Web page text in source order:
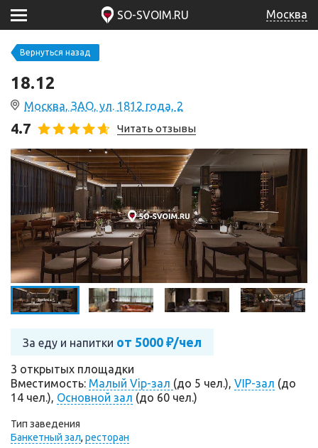
SO-SVOIM.RU Москва
Вернуться назад
18.12
Москва, ЗАО, ул. 1812 года, 2
4.7 Читать отзывы
За еду и напитки от 5000 ₽/чел
3 открытых площадки
Вместимость: Малый Vip-зал (до 5 чел.), VIP-зал (до
14 чел.), Основной зал (до 60 чел.)
Тип заведения
Банкетный зал, ресторан